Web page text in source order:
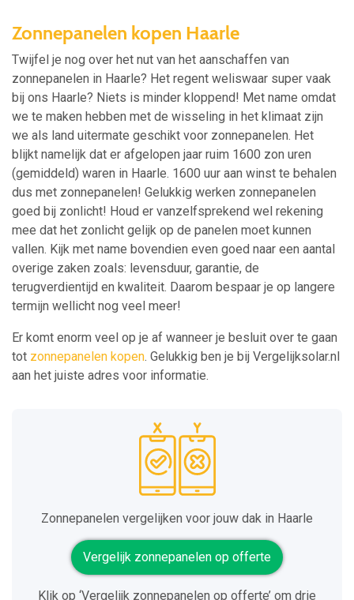
Zonnepanelen kopen Haarle
Twijfel je nog over het nut van het aanschaffen van
zonnepanelen in Haarle? Het regent weliswaar super vaak
bij ons Haarle? Niets is minder kloppend! Met name omdat
we te maken hebben met de wisseling in het klimaat zijn
we als land uitermate geschikt voor zonnepanelen. Het
blijkt namelijk dat er afgelopen jaar ruim 1600 zon uren
(gemiddeld) waren in Haarle. 1600 uur aan winst te behalen
dus met zonnepanelen! Gelukkig werken zonnepanelen
goed bij zonlicht! Houd er vanzelfsprekend wel rekening
mee dat het zonlicht gelijk op de panelen moet kunnen
vallen. Kijk met name bovendien even goed naar een aantal
overige zaken zoals: levensduur, garantie, de
terugverdientijd en kwaliteit. Daarom bespaar je op langere
termijn wellicht nog veel meer!
Er komt enorm veel op je af wanneer je besluit over te gaan
tot zonnepanelen kopen. Gelukkig ben je bij Vergelijksolar.nl
aan het juiste adres voor informatie.
Zonnepanelen vergelijken voor jouw dak in Haarle
Vergelijk zonnepanelen op offerte
Klik op ‘Vergelijk zonnepanelen op offerte’ om drie